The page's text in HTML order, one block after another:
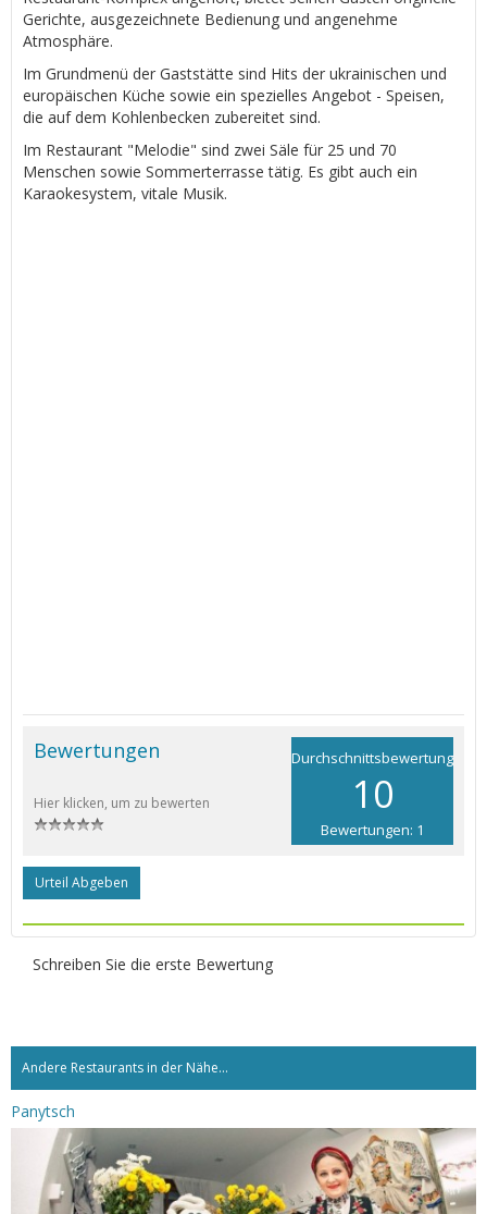
Gerichte, ausgezeichnete Bedienung und angenehme
Atmosphäre.
Im Grundmenü der Gaststätte sind Hits der ukrainischen und
europäischen Küche sowie ein spezielles Angebot - Speisen,
die auf dem Kohlenbecken zubereitet sind.
Im Restaurant "Melodie" sind zwei Säle für 25 und 70
Menschen sowie Sommerterrasse tätig. Es gibt auch ein
Karaokesystem, vitale Musik.
Durchschnittsbewertung
10
Bewertungen: 1
Bewertungen
Hier klicken, um zu bewerten
Urteil Abgeben
Schreiben Sie die erste Bewertung
Andere Restaurants in der Nähe...
Panytsch